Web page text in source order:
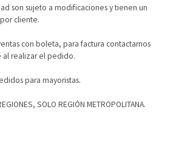
son sujeto a modificaciones y tienen un
cliente.
con boleta, para factura contactarnos
realizar el pedido.
para mayoristas.
SOLO REGIÓN METROPOLITANA.